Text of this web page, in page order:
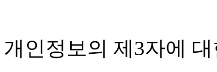
개인정보의 제 3자에